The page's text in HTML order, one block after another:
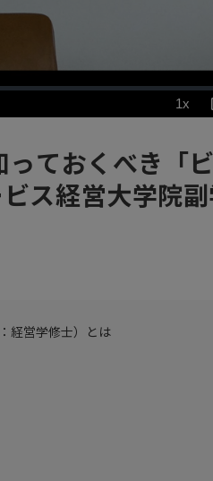
1x
Rate
ておくべき「
ス経営大学院
経営学修士）とは